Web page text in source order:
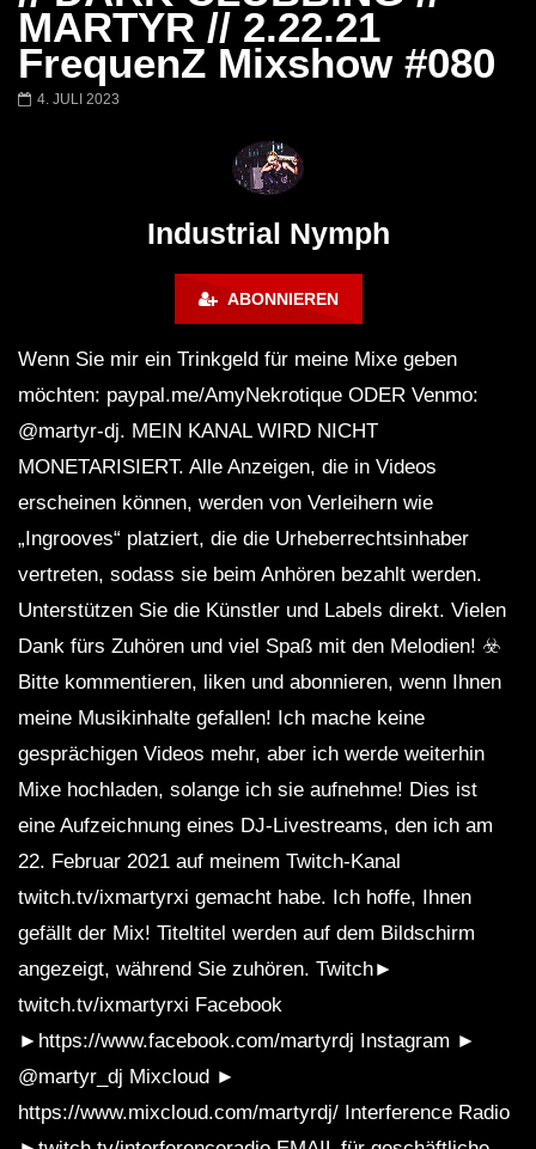
Später
01:34:04
JOWI | NACTIV | MATRIX
BOCHUM | 16.12
01:27:52
JOWI LiveSet |
MARTYR // 2.22.21
FrequenZ Mixshow #080
4. JULI 2023
Industrial Nymph
ABONNIEREN
Wenn Sie mir ein Trinkgeld für meine Mixe geben
möchten: paypal.me/AmyNekrotique ODER Venmo:
@martyr-dj. MEIN KANAL WIRD NICHT
MONETARISIERT. Alle Anzeigen, die in Videos
erscheinen können, werden von Verleihern wie
„Ingrooves“ platziert, die die Urheberrechtsinhaber
vertreten, sodass sie beim Anhören bezahlt werden.
Unterstützen Sie die Künstler und Labels direkt. Vielen
Dank fürs Zuhören und viel Spaß mit den Melodien! ☣️
Bitte kommentieren, liken und abonnieren, wenn Ihnen
meine Musikinhalte gefallen! Ich mache keine
gesprächigen Videos mehr, aber ich werde weiterhin
Mixe hochladen, solange ich sie aufnehme! Dies ist
eine Aufzeichnung eines DJ-Livestreams, den ich am
22. Februar 2021 auf meinem Twitch-Kanal
twitch.tv/ixmartyrxi gemacht habe. Ich hoffe, Ihnen
gefällt der Mix! Titeltitel werden auf dem Bildschirm
angezeigt, während Sie zuhören. Twitch►
twitch.tv/ixmartyrxi Facebook
►https://www.facebook.com/martyrdj Instagram ►
@martyr_dj Mixcloud ►
https://www.mixcloud.com/martyrdj/ ​​Interference Radio